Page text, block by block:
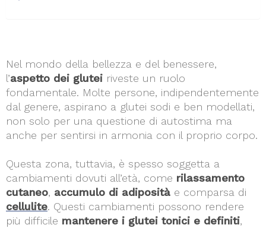
Nel mondo della bellezza e del benessere,
l’aspetto dei glutei riveste un ruolo
fondamentale. Molte persone, indipendentemente
dal genere, aspirano a glutei sodi e ben modellati,
non solo per una questione di autostima ma
anche per sentirsi in armonia con il proprio corpo.
Questa zona, tuttavia, è spesso soggetta a
cambiamenti dovuti all’età, come rilassamento
cutaneo, accumulo di adiposità e comparsa di
cellulite. Questi cambiamenti possono rendere
più difficile mantenere i glutei tonici e definiti,